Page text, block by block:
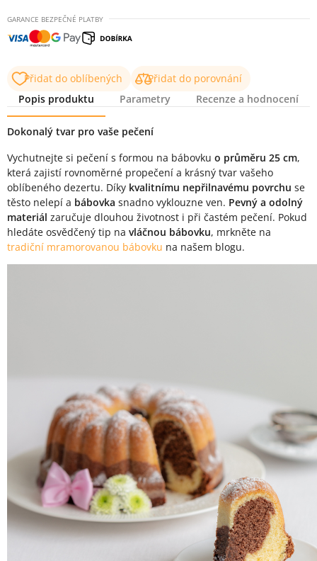
GARANCE BEZPEČNÉ PLATBY
Přidat do oblíbených
Přidat do porovnání
Popis produktu
Parametry Recenze a hodnocení
Popis produktu
Dokonalý tvar pro vaše pečení
Vychutnejte si pečení s formou na bábovku o průměru 25 cm,
která zajistí rovnoměrné propečení a krásný tvar vašeho
oblíbeného dezertu. Díky kvalitnímu nepřilnavému povrchu se
těsto nelepí a bábovka snadno vyklouzne ven. Pevný a odolný
materiál zaručuje dlouhou životnost i při častém pečení. Pokud
hledáte osvědčený tip na vláčnou bábovku, mrkněte na
tradiční mramorovanou bábovku na našem blogu.